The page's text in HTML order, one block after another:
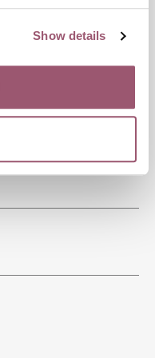
Show details